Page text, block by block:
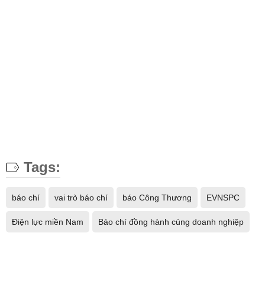
Tags:
báo chí vai trò báo chí báo Công Thương EVNSPC
Điện lực miền Nam Báo chí đồng hành cùng doanh nghiệp